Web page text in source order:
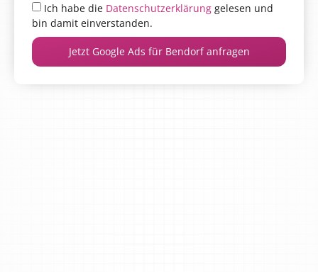
Ich habe die Datenschutzerklärung gelesen und
bin damit einverstanden.
Jetzt Google Ads für Bendorf anfragen